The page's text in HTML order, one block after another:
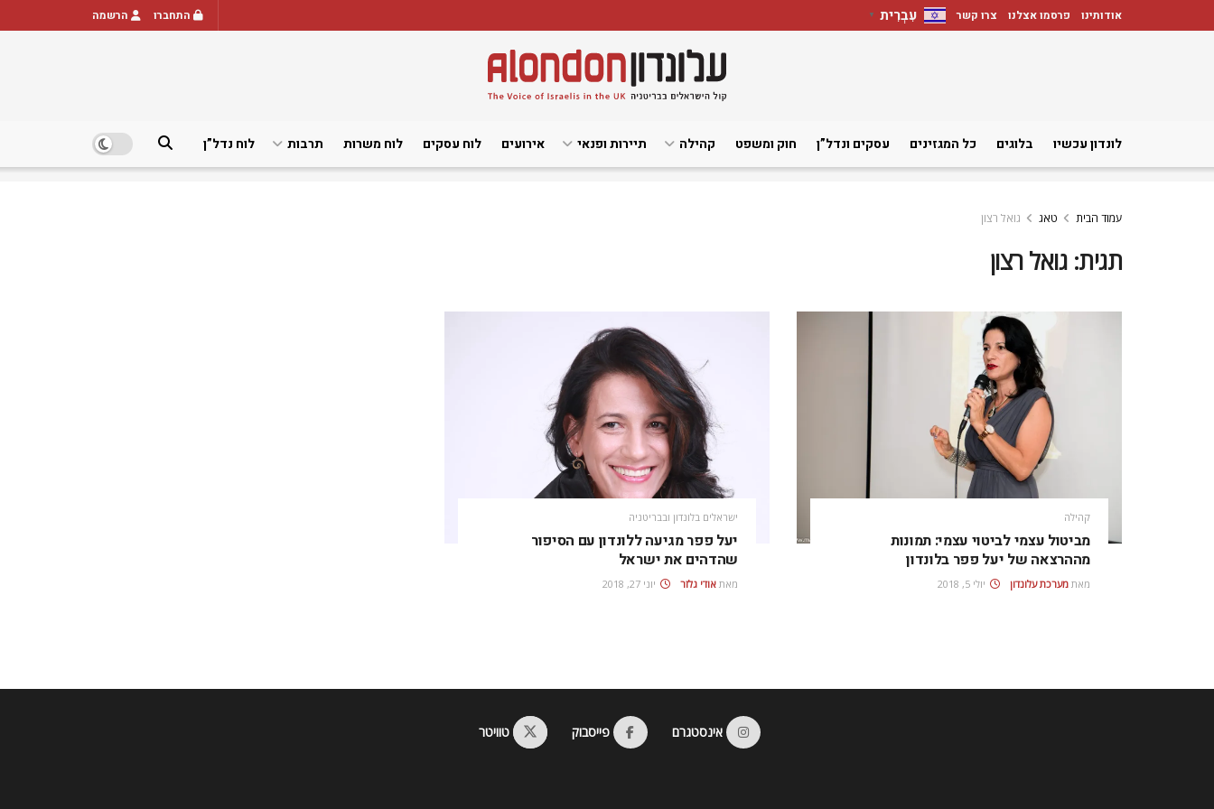
אודותינו פרסמו אצלנו צרו קשר עִבְרִית ▼ התחברו הרשמה
לונדון עכשיו בלוגים כל המגזינים עסקים ונדל”ן חוק ומשפט קהילה תיירות ופנאי אירועים לוח עסקים לוח משרות תרבות לוח נדל”ן
עמוד הבית טאג גואל רצון
תגית:גואל רצון
קהילה
מביטול עצמי לביטוי עצמי: תמונות
מההרצאה של יעל פפר בלונדון
מאת מערכת עלונדון יולי 5, 2018
ישראלים בלונדון ובבריטניה
יעל פפר מגיעה ללונדון עם הסיפור
שהדהים את ישראל
מאת אודי גלזר יוני 27, 2018
אינסטגרם פייסבוק טוויטר